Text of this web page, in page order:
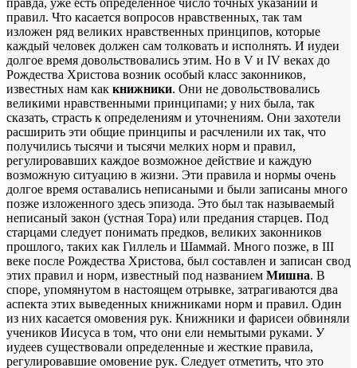
правда, уже есть определенное число точных указаний и
правил. Что касается вопросов нравственных, так там
изложен ряд великих нравственных принципов, которые
каждый человек должен сам толковать и исполнять. И иудеи
долгое время довольствовались этим. Но в V и IV веках до
Рождества Христова возник особый класс законников,
известных нам как книжники. Они не довольствовались
великими нравственными принципами; у них была, так
сказать, страсть к определениям и уточнениям. Они захотели
расширить эти общие принципы и расчленили их так, что
получились тысячи и тысячи мелких норм и правил,
регулировавших каждое возможное действие и каждую
возможную ситуацию в жизни. Эти правила и нормы очень
долгое время оставались неписаными и были записаны много
позже изложенного здесь эпизода. Это был так называемый
неписаный закон (устная Тора) или предания старцев. Под
старцами следует понимать предков, великих законников
прошлого, таких как Гиллель и Шаммай. Много позже, в III
веке после Рождества Христова, был составлен и записан свод
этих правил и норм, известный под названием Мишна. В
споре, упомянутом в настоящем отрывке, затрагиваются два
аспекта этих выведенных книжниками норм и правил. Один
из них касается омовения рук. Книжники и фарисеи обвиняли
учеников Иисуса в том, что они ели немытыми руками. У
иудеев существовали определенные и жесткие правила,
регулировавшие омовение рук. Следует отметить, что это